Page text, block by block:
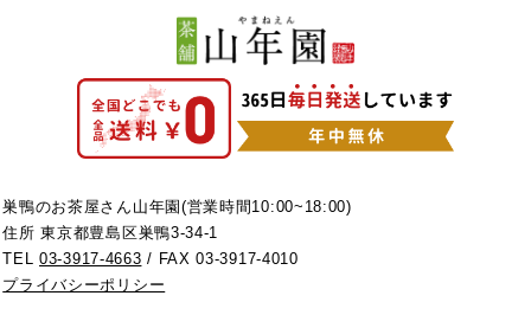
巣鴨のお茶屋さん山年園(営業時間10:00~18:00)
住所 東京都豊島区巣鴨3-34-1
TEL03-3917-4663 / FAX 03-3917-4010
プライバシーポリシー